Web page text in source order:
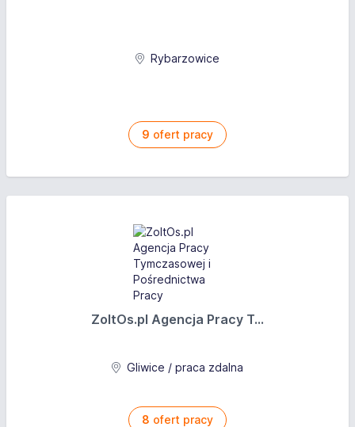
Rybarzowice
9 ofert pracy
ZoltOs.pl Agencja Pracy T...
Gliwice / praca zdalna
8 ofert pracy